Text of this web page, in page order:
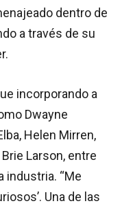
dentro de
a través de su
incorporando a
Dwayne
Helen Mirren,
Larson, entre
industria. “Me
Una de las